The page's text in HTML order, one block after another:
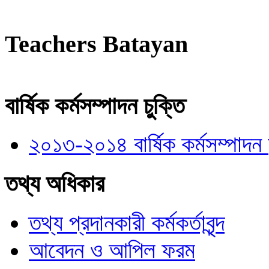
Teachers Batayan
বার্ষিক কর্মসম্পাদন চুক্তি
২০১৩-২০১৪ বার্ষিক
তথ্য অধিকার
তথ্য প্রদানকারী কর্মকর্তাবৃন্দ
আবেদন ও আপিল ফরম